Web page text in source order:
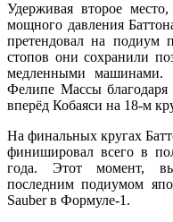
Удерживая второе
мощного давления
претендовал на подиум
стопов они сохранили
медленными машинами.
Фелипе Массы
вперёд Кобаяси на 18-м
На финальных кругах
финишировал всего в
года. Этот момент,
последним подиумом
Sauber в Формуле-1.